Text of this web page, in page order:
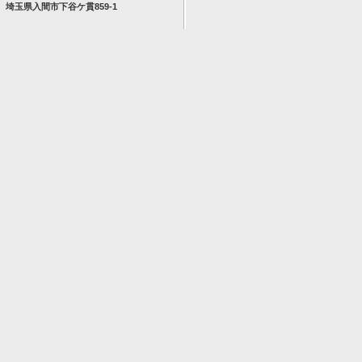
埼玉県入間市下谷ケ貫859-1